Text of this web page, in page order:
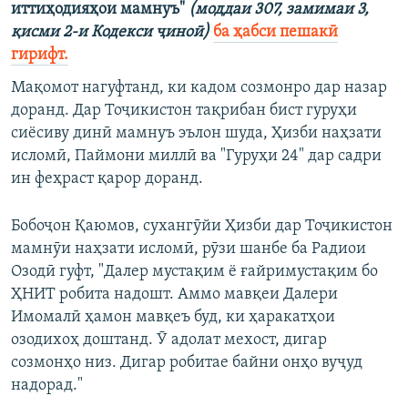
иттиҳодияҳои мамнуъ" (моддаи 307, замимаи 3,
қисми 2-и Кодекси ҷиноӣ) ба ҳабси пешакӣ
гирифт.
Мақомот нагуфтанд, ки кадом созмонро дар назар
доранд. Дар Тоҷикистон тақрибан бист гуруҳи
сиёсиву динӣ мамнуъ эълон шуда, Ҳизби наҳзати
исломӣ, Паймони миллӣ ва "Гуруҳи 24" дар садри
ин феҳраст қарор доранд.
Бобоҷон Қаюмов, сухангӯйи Ҳизби дар Тоҷикистон
мамнӯи наҳзати исломӣ, рӯзи шанбе ба Радиои
Озодӣ гуфт, "Далер мустақим ё ғайримустақим бо
ҲНИТ робита надошт. Аммо мавқеи Далери
Имомалӣ ҳамон мавқеъ буд, ки ҳаракатҳои
озодихоҳ доштанд. Ӯ адолат мехост, дигар
созмонҳо низ. Дигар робитае байни онҳо вуҷуд
надорад."